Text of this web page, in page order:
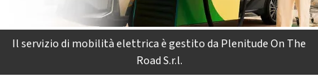
Il servizio di mobilità elettrica è gestito da Plenitude On The
Road S.r.l.